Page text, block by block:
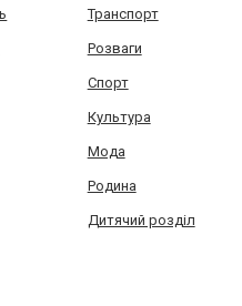
Транспорт
Розваги
Спорт
Культура
Мода
Родина
Дитячий розділ